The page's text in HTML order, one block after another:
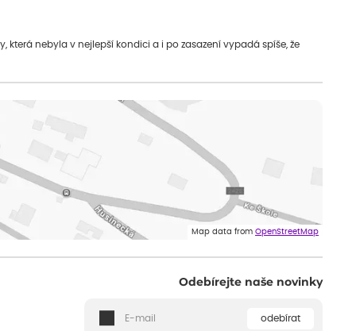
nebyla v nejlepší kondici a i po zasazení vypadá spíše, že
Map data from OpenStreetMap
Odebírejte naše novinky
odebírat